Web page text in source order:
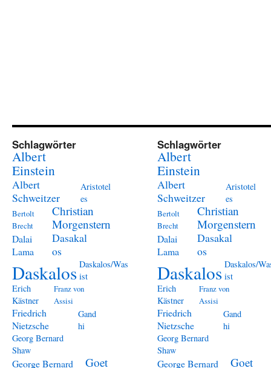
Schlagwörter
Albert
Einstein
Albert
Schweitzer
Aristotel
es
Bertolt
Brecht
Christian
Morgenstern
Dalai
Lama
Dasakal
os
Daskalos Daskalos/Was
ist
Erich
Kästner
Franz von
Assisi
Friedrich
Nietzsche
Gand
hi
Georg Bernard
Shaw
George Bernard
Goet
Schlagwörter
Albert
Einstein
Albert
Schweitzer
Aristotel
es
Bertolt
Brecht
Christian
Morgenstern
Dalai
Lama
Dasakal
os
Daskalos Daskalos/
ist
Erich
Kästner
Franz von
Assisi
Friedrich
Nietzsche
Gand
hi
Georg Bernard
Shaw
George Bernard
Goet